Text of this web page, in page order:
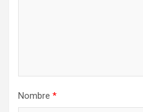
Nombre *